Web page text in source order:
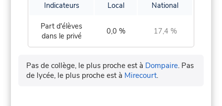
Indicateurs Local National
Part d'élèves
dans le privé
0,0 % 17,4 %
Pas de collège, le plus proche est à Dompaire. Pas
de lycée, le plus proche est à Mirecourt.